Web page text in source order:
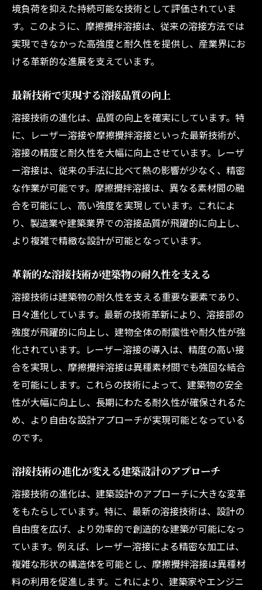
強度試験に基づく溶接技術の選択
材料特性に応じた溶接方法の最適化
最新技術による強度向上事例
新技術導入による溶接強度の実証
設計の自由度を広げる現代の溶接技術
多様なデザインを可能にする溶接技術
自由度の高い設計を支える技術革新
溶接技術がもたらす設計の選択肢拡大
新技術導入による設計の可能性拡大
設計の自由度を生かす溶接技術の特徴
溶接技術が設計イノベーションを促進
環境に配慮した溶接技術の導入
インフラ長寿命化に貢献する溶接技術
持続可能性を実現する溶接技術
インフラ強化と溶接技術の関連性
溶接技術で実現する持続可能な開発
溶接技術が変えるインフラの未来
溶接技術の革新が建築業界に与える影響
建築業界における溶接技術革新の波
業界の未来を切り拓く溶接技術
溶接技術革新による建築業界の展望
設計から施工までを変える溶接革新の力
境負荷を抑えた持続可能な技術として評価されていま
す。このように、摩擦攪拌溶接は、従来の溶接方法では
実現できなかった高強度と耐久性を提供し、産業界にお
ける革新的な進展を支えています。
最新技術で実現する溶接品質の向上
溶接技術の進化は、品質の向上を確実にしています。特
に、レーザー溶接や摩擦攪拌溶接といった最新技術が、
溶接の精度と耐久性を大幅に向上させています。レーザ
ー溶接は、従来の手法に比べて熱の影響が少なく、精密
な作業が可能です。摩擦攪拌溶接は、異なる素材間の融
合を可能にし、高い強度を実現しています。これによ
り、製造業や建築業界での溶接品質が飛躍的に向上し、
より複雑で精緻な設計が可能となっています。
革新的な溶接技術が建築物の耐久性を支える
溶接技術は建築物の耐久性を支える重要な要素であり、
日々進化しています。最新の技術革新により、溶接部の
強度が飛躍的に向上し、建物全体の耐震性や耐久性が強
化されています。レーザー溶接の導入は、精度の高い接
合を実現し、摩擦攪拌溶接は異種素材間でも強固な結合
を可能にします。これらの技術によって、建築物の安全
性が大幅に向上し、長期にわたる耐久性が確保されるた
め、より自由な設計アプローチが実現可能となっている
のです。
溶接技術の進化が変える建築設計のアプローチ
溶接技術の進化は、建築設計のアプローチに大きな変革
をもたらしています。特に、最新の溶接技術は、設計の
自由度を広げ、より効率的で創造的な建築が可能になっ
ています。例えば、レーザー溶接による精密な加工は、
複雑な形状の構造体を可能とし、摩擦攪拌溶接は異種材
料の利用を促進します。これにより、建築家やエンジニ